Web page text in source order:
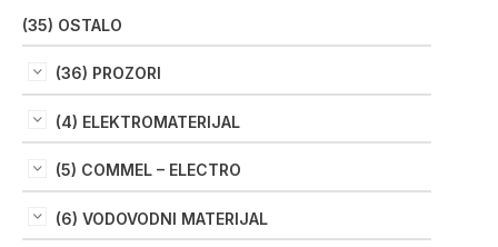
(35) OSTALO
(36) PROZORI
(4) ELEKTROMATERIJAL
(5) COMMEL – ELECTRO
(6) VODOVODNI MATERIJAL